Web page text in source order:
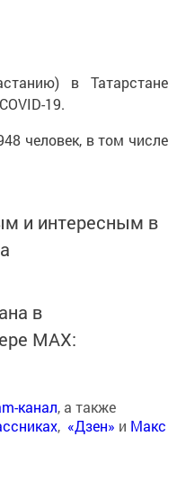
в Татарстане
19.
человек, в том числе
и интересным в
в
MАХ:
канал, а также
, «Дзен» и Макс